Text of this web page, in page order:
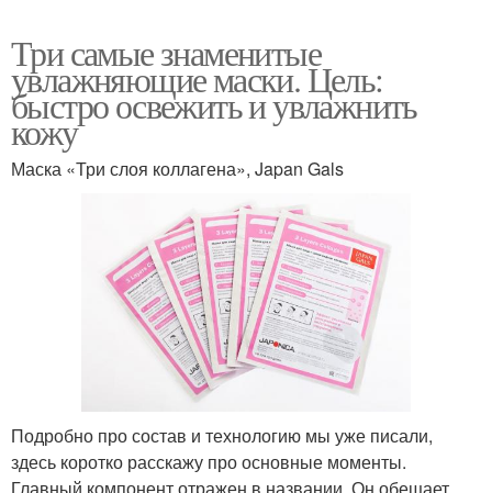
Три самые знаменитые
увлажняющие маски. Цель:
быстро освежить и увлажнить
кожу
Маска «Три слоя коллагена», Japan Gals
Подробно про состав и технологию мы уже писали,
здесь коротко расскажу про основные моменты.